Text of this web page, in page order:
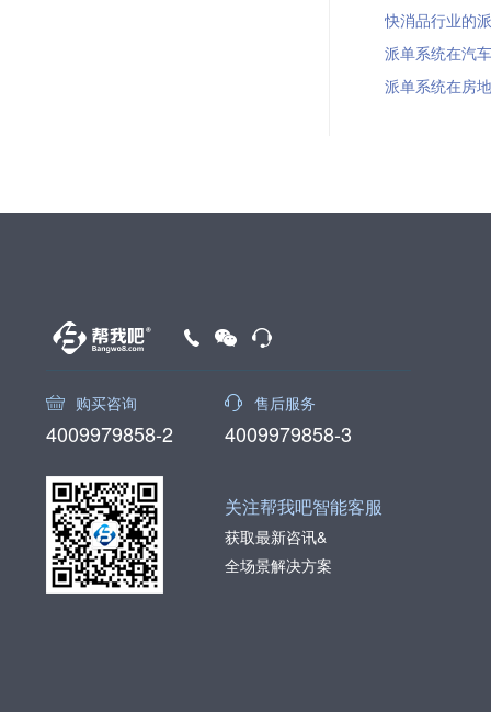
快消品行业的
派单系统在汽
派单系统在房
购买咨询
4009979858-2
售后服务
4009979858-3
关注帮我吧智能客服
获取最新咨讯&
全场景解决方案